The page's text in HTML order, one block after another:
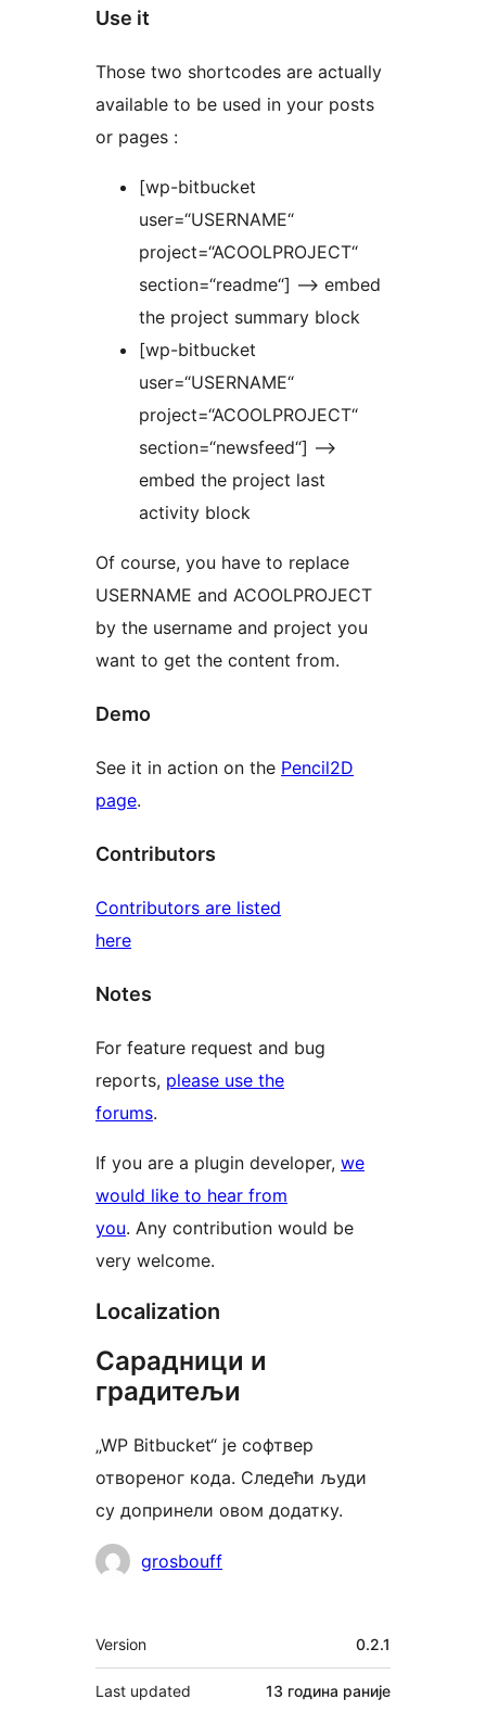
Use it
Those two shortcodes are actually
available to be used in your posts
or pages :
[wp-bitbucket
user=“USERNAME“
project=“ACOOLPROJECT“
section=“readme“] –> embed
the project summary block
[wp-bitbucket
user=“USERNAME“
project=“ACOOLPROJECT“
section=“newsfeed“] –>
embed the project last
activity block
Of course, you have to replace
USERNAME and ACOOLPROJECT
by the username and project you
want to get the content from.
Demo
See it in action on the Pencil2D
page.
Contributors
Contributors are listed
here
Notes
For feature request and bug
reports, please use the
forums.
If you are a plugin developer, we
would like to hear from
you. Any contribution would be
very welcome.
Localization
Сарадници и
градитељи
„WP Bitbucket“ је софтвер
отвореног кода. Следећи људи
су допринели овом додатку.
Сарадници
grosbouff
Мета
Version 0.2.1
Last updated 13 година раније